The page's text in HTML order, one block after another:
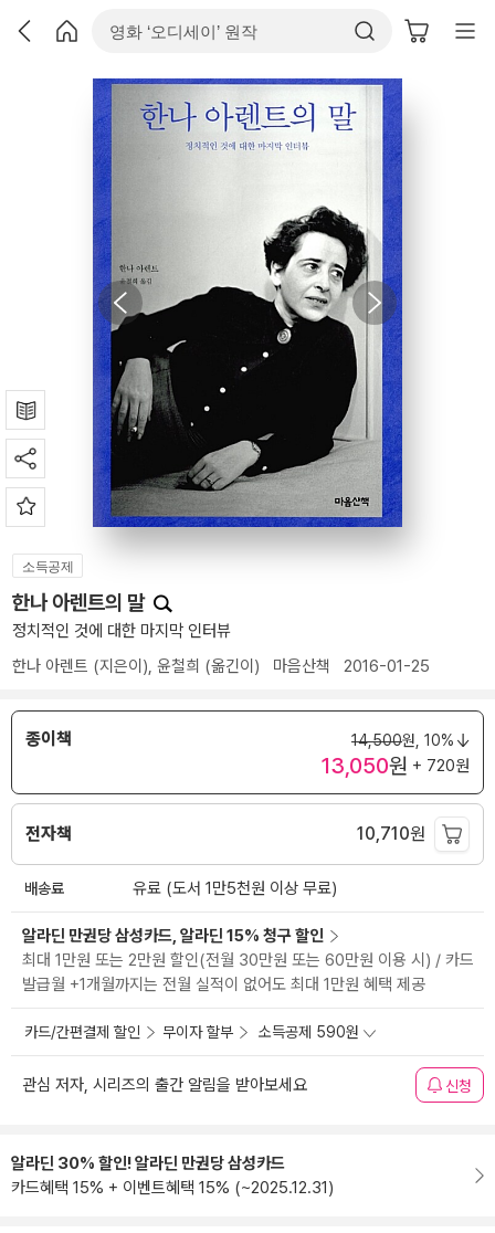
소득공제
한나 아렌트의 말
정치적인 것에 대한 마지막 인터뷰
한나 아렌트 (지은이), 윤철희 (옮긴이) 마음산책 2016-01-25
종이책 14,500원, 10%
13,050원 + 720원
전자책 10,710원
배송료 유료 (도서 1만5천원 이상 무료)
알라딘 만권당 삼성카드, 알라딘 15% 청구 할인
최대 1만원 또는 2만원 할인(전월 30만원 또는 60만원 이용 시) / 카드
발급월 +1개월까지는 전월 실적이 없어도 최대 1만원 혜택 제공
카드/간편결제 할인 무이자 할부 소득공제 590원
관심 저자, 시리즈의 출간 알림을 받아보세요 신청
알라딘 30% 할인! 알라딘 만권당 삼성카드
카드혜택 15% + 이벤트혜택 15% (~2025.12.31)